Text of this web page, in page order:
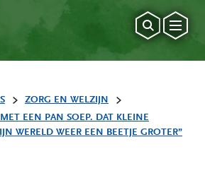
ZORG EN WELZIJN
EEN PAN SOEP. DAT KLEINE
WERELD WEER EEN BEETJE GROTER”